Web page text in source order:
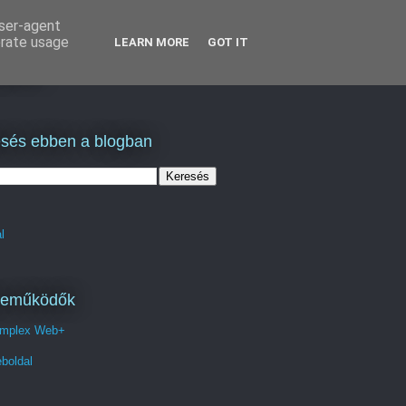
ebben a blogban
Web+
agent
usage
LEARN MORE GOT IT